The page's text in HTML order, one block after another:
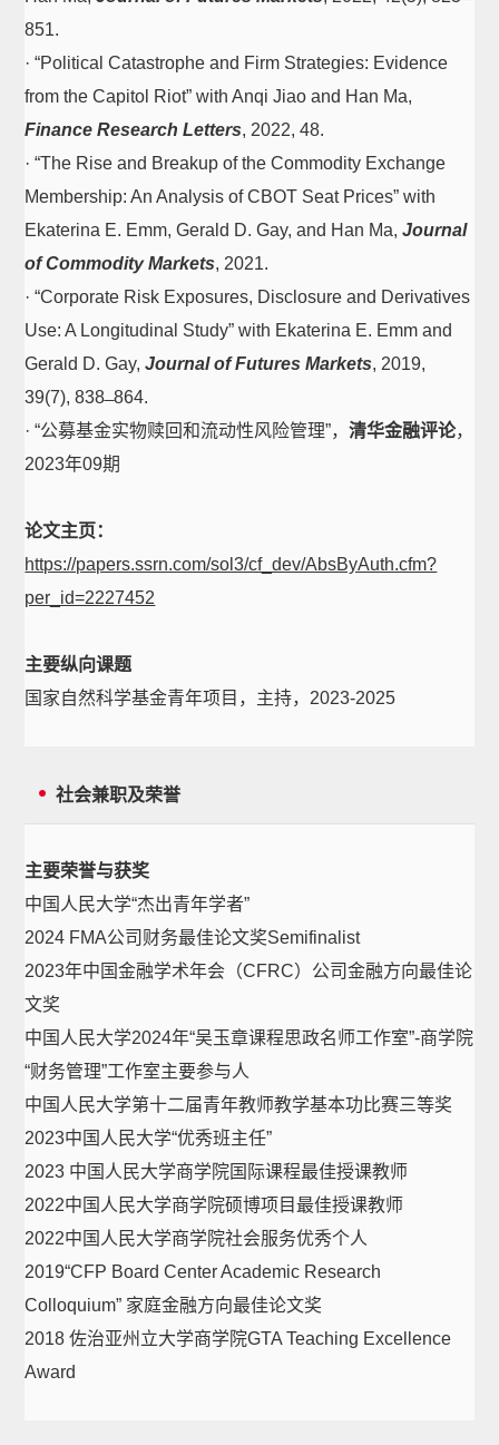
851.
· “Political Catastrophe and Firm Strategies: Evidence
from the Capitol Riot” with Anqi Jiao and Han Ma,
Finance Research Letters, 2022, 48.
· “The Rise and Breakup of the Commodity Exchange
Membership: An Analysis of CBOT Seat Prices” with
Ekaterina E. Emm, Gerald D. Gay, and Han Ma,Journal
of Commodity Markets, 2021.
· “Corporate Risk Exposures, Disclosure and Derivatives
Use: A Longitudinal Study” with Ekaterina E. Emm and
Gerald D. Gay,Journal of Futures Markets, 2019,
39(7), 838 ̶ 864.
· “公募基金实物赎回和流动性风险管理”，清华金融评论，
2023年09期
论文主页：
https://papers.ssrn.com/sol3/cf_dev/AbsByAuth.cfm?
per_id=2227452
主要纵向课题
国家自然科学基金青年项目，主持，2023-2025
社会兼职及荣誉
主要荣誉与获奖
中国人民大学“杰出青年学者”
2024 FMA公司财务最佳论文奖Semifinalist
2023年中国金融学术年会（CFRC）公司金融方向最佳论
文奖
中国人民大学2024年“吴玉章课程思政名师工作室”-商学院
“财务管理”工作室主要参与人
中国人民大学第十二届青年教师教学基本功比赛三等奖
2023中国人民大学“优秀班主任”
2023 中国人民大学商学院国际课程最佳授课教师
2022中国人民大学商学院硕博项目最佳授课教师
2022中国人民大学商学院社会服务优秀个人
2019“CFP Board Center Academic Research
Colloquium” 家庭金融方向最佳论文奖
2018 佐治亚州立大学商学院GTA Teaching Excellence
Award